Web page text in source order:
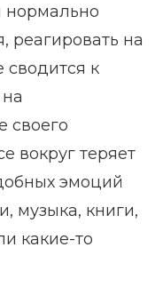
нормально
реагировать на
сводится к
своего
вокруг теряет
эмоций
музыка, книги,
какие-то